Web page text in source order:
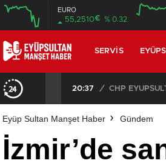
EURO
55,2510€ % 0.32
SERVIS
19:40 /
Eyüp Sultan Manşet Haber Gündem
İzmir’de